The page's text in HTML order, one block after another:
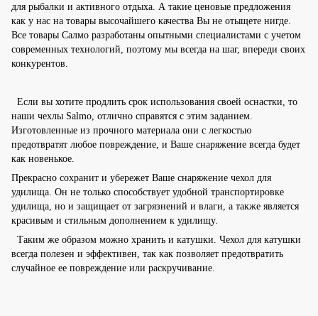
для рыбалки и активного отдыха. А такие ценовые предложения
как у нас на товары высочайшего качества Вы не отыщете нигде.
Все товары Салмо разработаны опытными специалистами с учетом
современных технологий, поэтому мы всегда на шаг, впереди своих
конкурентов.
Если вы хотите продлить срок использования своей оснастки, то
наши чехлы Salmo, отлично справятся с этим заданием.
Изготовленные из прочного материала они с легкостью
предотвратят любое повреждение, и Ваше снаряжение всегда будет
как новенькое.
Прекрасно сохранит и убережет Ваше снаряжение чехол для
удилища. Он не только способствует удобной транспортировке
удилища, но и защищает от загрязнений и влаги, а также является
красивым и стильным дополнением к удилищу.
Таким же образом можно хранить и катушки. Чехол для катушки
всегда полезен и эффективен, так как позволяет предотвратить
случайное ее повреждение или раскручивание.